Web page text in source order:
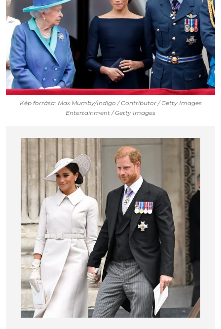
Kép forrása: Max Mumby/Indigo / Contributor / Getty Images
Entertainment / Getty Images